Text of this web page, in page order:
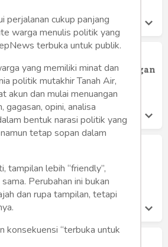
Diduga Berselingkuh dengan
Hamil
Jan, 2025
Bantingan Warnai
Terduga Pengedar
di Bandar Lampung
Jan, 2025
perjalanan cukup panjang
warga menulis politik yang
terbuka untuk publik.
yang memiliki minat dan
politik mutakhir Tanah Air,
akun dan mulai menuangan
gagasan, opini, analisa
bentuk narasi politik yang
tetap sopan dalam
tampilan lebih “friendly”,
Perubahan ini bukan
dan rupa tampilan, tetapi
konsekuensi “terbuka untuk